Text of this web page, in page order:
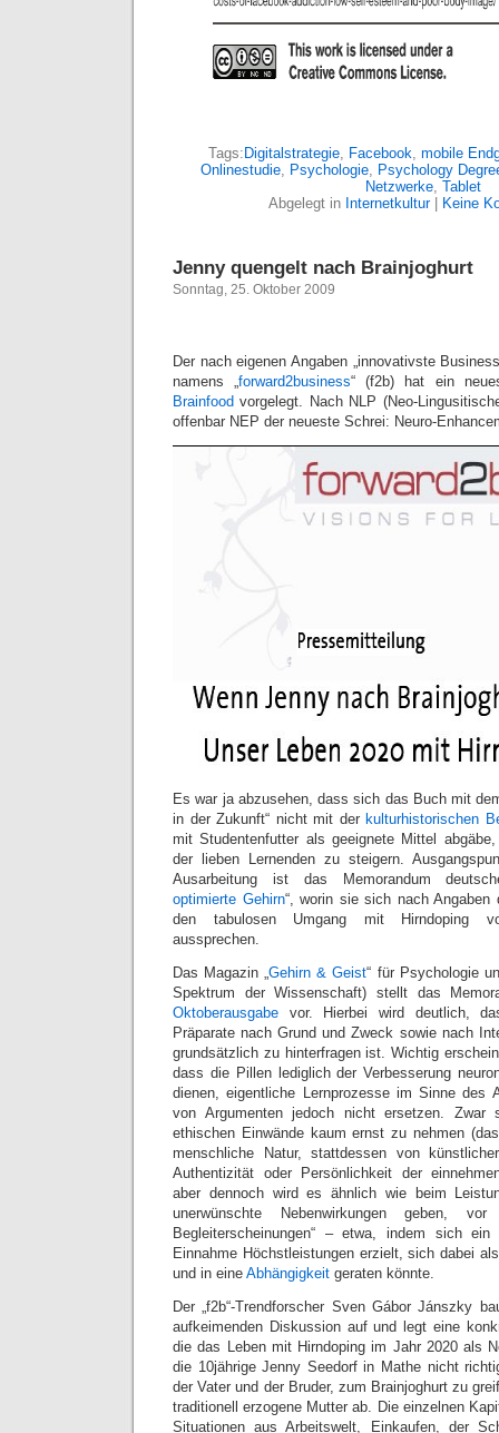
Tags: Digitalstrategie, Facebook, mobile
Onlinestudie, Psychologie, Psychology
Netzwerke, Tablet
Abgelegt in Internetkultur| Keine
Jenny quengelt nach Brainjoghurt
Sonntag, 25. Oktober 2009
Der nach eigenen Angaben „innovativste
namens „forward2business“ (f2b) hat ein
Brainfood vorgelegt. Nach NLP (Neo-
offenbar NEP der neueste Schrei: Neuro-
Es war ja abzusehen, dass sich das Buch mit
in der Zukunft“ nicht mit der kulturhistorischen
mit Studentenfutter als geeignete Mittel
der lieben Lernenden zu steigern.
Ausarbeitung ist das Memorandum
optimierte Gehirn“, worin sie sich nach Angaben
den tabulosen Umgang mit Hirndoping
aussprechen.
Das Magazin „Gehirn & Geist“ für Psychologie
Spektrum der Wissenschaft) stellt das
Oktoberausgabe vor. Hierbei wird deutlich,
Präparate nach Grund und Zweck sowie nach
grundsätzlich zu hinterfragen ist. Wichtig
dass die Pillen lediglich der Verbesserung
dienen, eigentliche Lernprozesse im Sinne des
von Argumenten jedoch nicht ersetzen. Zwar
ethischen Einwände kaum ernst zu nehmen
menschliche Natur, stattdessen von
Authentizität oder Persönlichkeit der
aber dennoch wird es ähnlich wie beim
unerwünschte Nebenwirkungen geben,
Begleiterscheinungen“ – etwa, indem sich
Einnahme Höchstleistungen erzielt, sich dabei
und in eine Abhängigkeit geraten könnte.
Der „f2b“-Trendforscher Sven Gábor Jánszky
aufkeimenden Diskussion auf und legt eine
die das Leben mit Hirndoping im Jahr 2020 als
die 10jährige Jenny Seedorf in Mathe nicht
der Vater und der Bruder, zum Brainjoghurt zu
traditionell erzogene Mutter ab. Die einzelnen
Situationen aus Arbeitswelt, Einkaufen, der